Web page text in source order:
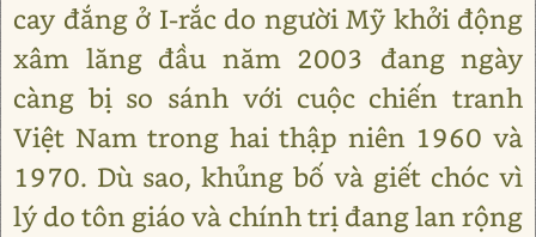
cay đắng ở I-rắc do người Mỹ khởi động
xâm lăng đầu năm 2003 đang ngày
càng bị so sánh với cuộc chiến tranh
Việt Nam trong hai thập niên 1960 và
1970. Dù sao, khủng bố và giết chóc vì
lý do tôn giáo và chính trị đang lan rộng